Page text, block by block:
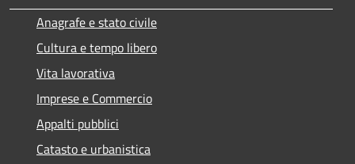
Anagrafe e stato civile
Cultura e tempo libero
Vita lavorativa
Imprese e Commercio
Appalti pubblici
Catasto e urbanistica